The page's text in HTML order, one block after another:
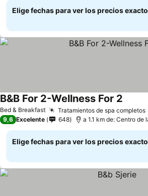
Elige fechas para ver los precios
Bed & Breakfast Tratamientos de spa completos
B&B For 2-Wellness For 2
9,6 Excelente 648 a 1.1 km de: Centro de
Elige fechas para ver los precios